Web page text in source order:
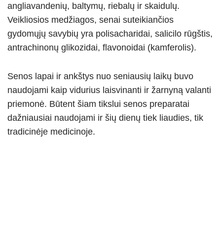
angliavandenių, baltymų, riebalų ir skaidulų.
Veikliosios medžiagos, senai suteikiančios
gydomųjų savybių yra polisacharidai, salicilo rūgštis,
antrachinonų glikozidai, flavonoidai (kamferolis).
Senos lapai ir ankštys nuo seniausių laikų buvo
naudojami kaip vidurius laisvinanti ir žarnyną valanti
priemonė. Būtent šiam tikslui senos preparatai
dažniausiai naudojami ir šių dienų tiek liaudies, tik
tradicinėje medicinoje.